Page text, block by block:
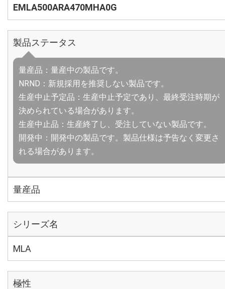
EMLA500ARA470MHA0G
製品ステータス
量産品：量産中の製品です。
NRND：新規採用を推奨しない製品です。
生産中止予定品：生産中止予定であり、最終受注時期が
決められている場合があります。
生産中止品：生産終了し、受注していない製品です。
開発中：開発中の製品です。製品仕様は予告なく変更さ
れる場合があります。
量産品
シリーズ名
MLA
極性